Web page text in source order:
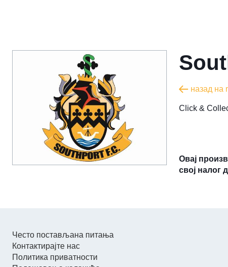
назад на
​Click &
Овај
свој налог
Често постављана питања
Контактирајте нас
Политика приватности